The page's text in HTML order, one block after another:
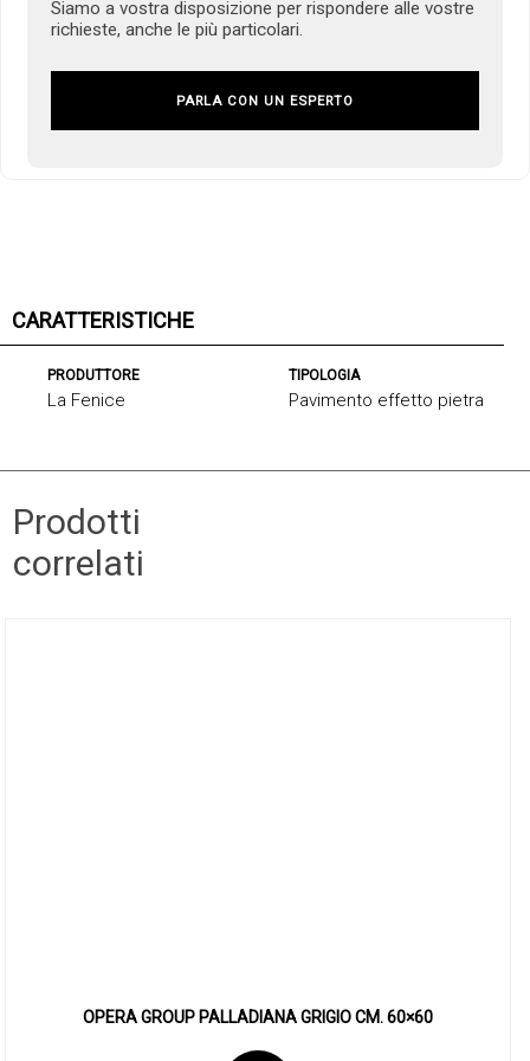
Siamo a vostra disposizione per rispondere alle vostre
richieste, anche le più particolari.
PARLA CON UN ESPERTO
CARATTERISTICHE
PRODUTTORE
La Fenice
TIPOLOGIA
Pavimento effetto pietra
Prodotti
correlati
OPERA GROUP PALLADIANA GRIGIO CM. 60×60